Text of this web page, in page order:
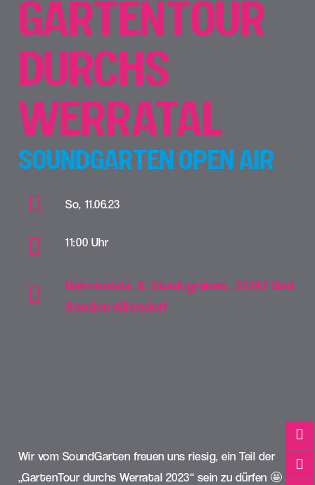
GARTENTOUR
DURCHS
WERRATAL
SOUNDGARTEN OPEN AIR
So, 11.06.23
11:00 Uhr
Bahnhofstr. 6, Stadtgraben, 37242 Bad
Sooden-Allendorf
Wir vom SoundGarten freuen uns riesig, ein Teil der
„GartenTour durchs Werratal 2023“ sein zu dürfen 🤩